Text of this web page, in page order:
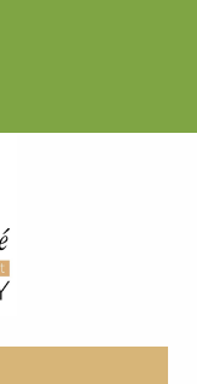
LE PALOS
LES JARDINS DE
LE TRIANON
GRAND HOTEL
LE CHALET